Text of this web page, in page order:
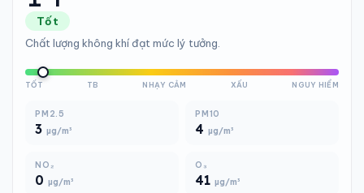
Tốt
Chất lượng không khí đạt mức lý tưởng.
TỐT TB NHẠY CẢM XẤU NGUY HIỂM
PM2.5
3 µg/m³
PM10
4 µg/m³
NO₂
0 µg/m³
O₃
41 µg/m³